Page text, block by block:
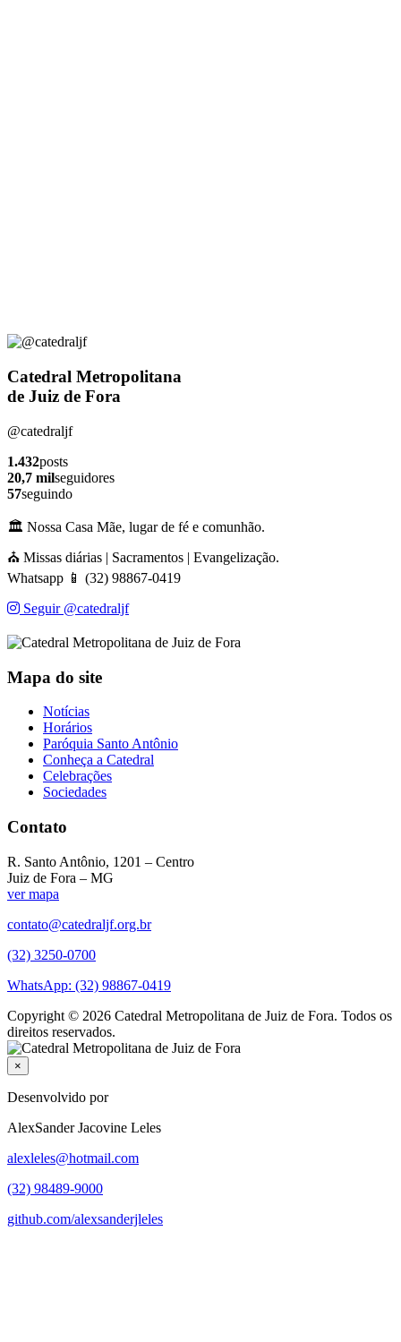
Catedral Metropolitana
de Juiz de Fora
@catedraljf
1.432posts
20,7 milseguidores
57seguindo
🏛️ Nossa Casa Mãe, lugar de fé e comunhão.
⛪ Missas diárias | Sacramentos | Evangelização.
Whatsapp 📱 (32) 98867-0419
Seguir @catedraljf
Mapa do site
Notícias
Horários
Paróquia Santo Antônio
Conheça a Catedral
Celebrações
Sociedades
Contato
R. Santo Antônio, 1201 – Centro
Juiz de Fora – MG
ver mapa
contato@catedraljf.org.br
(32) 3250-0700
WhatsApp: (32) 98867-0419
Copyright © 2026 Catedral Metropolitana de Juiz de Fora. Todos os
direitos reservados.
×
Desenvolvido por
AlexSander Jacovine Leles
alexleles@hotmail.com
(32) 98489-9000
github.com/alexsanderjleles